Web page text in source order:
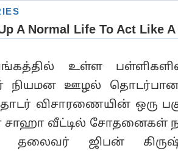
உள்ள
நியமன ஊழல் தொடர்பான
விசாரணையின் ஒரு
சாஹா வீட்டில் சோதனைகள்
தலைவர் ஜிபன்